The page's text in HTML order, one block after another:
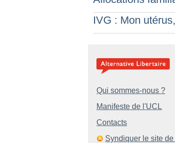
IVG : Mon
Qui sommes-nous ?
Manifeste de l'UCL
Contacts
Syndiquer le site